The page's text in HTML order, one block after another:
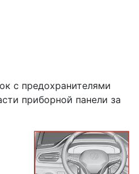
с предохранителями
приборной панели за